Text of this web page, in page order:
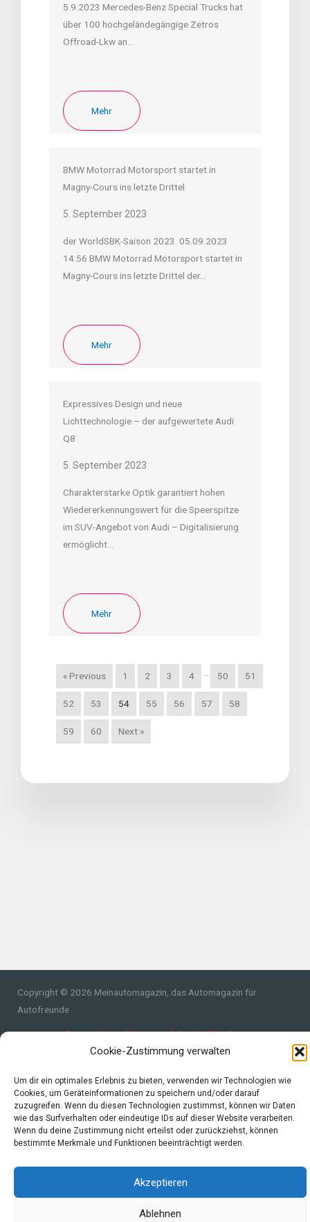
Cookie-Zustimmung verwalten
Um dir ein optimales Erlebnis zu bieten, verwenden wir Technologien wie
Cookies, um Geräteinformationen zu speichern und/oder darauf
zuzugreifen. Wenn du diesen Technologien zustimmst, können wir Daten
wie das Surfverhalten oder eindeutige IDs auf dieser Website verarbeiten.
Wenn du deine Zustimmung nicht erteilst oder zurückziehst, können
bestimmte Merkmale und Funktionen beeinträchtigt werden.
Akzeptieren
Ablehnen
5.9.2023 Mercedes-Benz Special Trucks hat
über 100 hochgeländegängige Zetros
Offroad-Lkw an…
Mehr
BMW Motorrad Motorsport startet in
Magny-Cours ins letzte Drittel
5. September 2023
der WorldSBK-Saison 2023. 05.09.2023
14:56 BMW Motorrad Motorsport startet in
Magny-Cours ins letzte Drittel der…
Mehr
Expressives Design und neue
Lichttechnologie – der aufgewertete Audi
Q8
5. September 2023
Charakterstarke Optik garantiert hohen
Wiedererkennungswert für die Speerspitze
im SUV-Angebot von Audi – Digitalisierung
ermöglicht…
Mehr
« Previous 1 2 3 4 50 51
52 53 54 55 56 57 58
59 60 Next »
Copyright © 2026 Meinautomagazin, das Automagazin für
Autofreunde
Datenschutzerklärung und Cookie-Richtlinie
Impressum